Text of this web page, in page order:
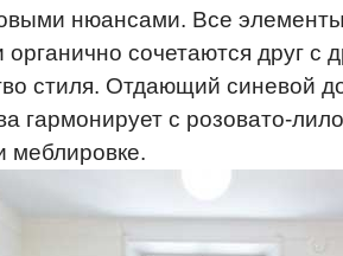
нюансами. Все
органично сочетаются друг с
стиля. Отдающий синевой
гармонирует с розовато-
меблировке.